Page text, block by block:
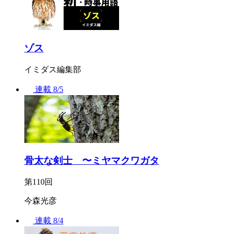
ゾス
イミダス編集部
連載 8/5
骨太な剣士 〜ミヤマクワガタ
第110回
今森光彦
連載 8/4